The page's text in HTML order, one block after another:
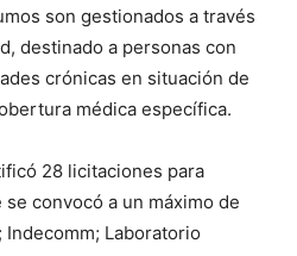
son gestionados a través
destinado a personas con
crónicas en situación de
médica específica.
28 licitaciones para
convocó a un máximo de
Laboratorio